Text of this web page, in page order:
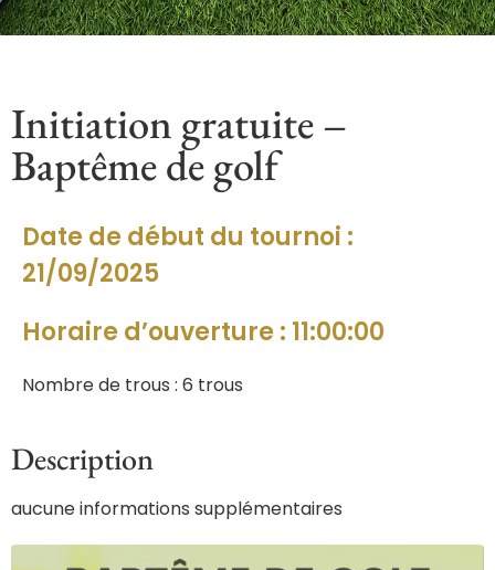
Initiation gratuite –
Baptême de golf
Date de début du tournoi :
21/09/2025
Horaire d’ouverture : 11:00:00
Nombre de trous : 6 trous
Description
aucune informations supplémentaires